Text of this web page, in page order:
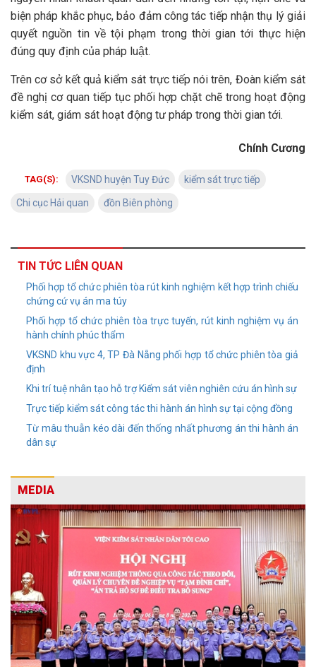
biện pháp khắc phục, bảo đảm công tác tiếp nhận thụ lý giải
quyết nguồn tin về tội phạm trong thời gian tới thực hiện
đúng quy định của pháp luật.
Trên cơ sở kết quả kiểm sát trực tiếp nói trên, Đoàn kiểm sát
đề nghị cơ quan tiếp tục phối hợp chặt chẽ trong hoạt động
kiểm sát, giám sát hoạt động tư pháp trong thời gian tới.
Chính Cương
TAG(S): VKSND huyện Tuy Đức kiểm sát trực tiếp
Chi cục Hải quan đồn Biên phòng
TIN TỨC LIÊN QUAN
Phối hợp tổ chức phiên tòa rút kinh nghiệm kết hợp trình chiếu
chứng cứ vụ án ma túy
Phối hợp tổ chức phiên tòa trực tuyến, rút kinh nghiệm vụ án
hành chính phúc thẩm
VKSND khu vực 4, TP Đà Nẵng phối hợp tổ chức phiên tòa giả
định
Khi trí tuệ nhân tạo hỗ trợ Kiểm sát viên nghiên cứu án hình sự
Trực tiếp kiểm sát công tác thi hành án hình sự tại cộng đồng
Từ mâu thuẫn kéo dài đến thống nhất phương án thi hành án
dân sự
MEDIA